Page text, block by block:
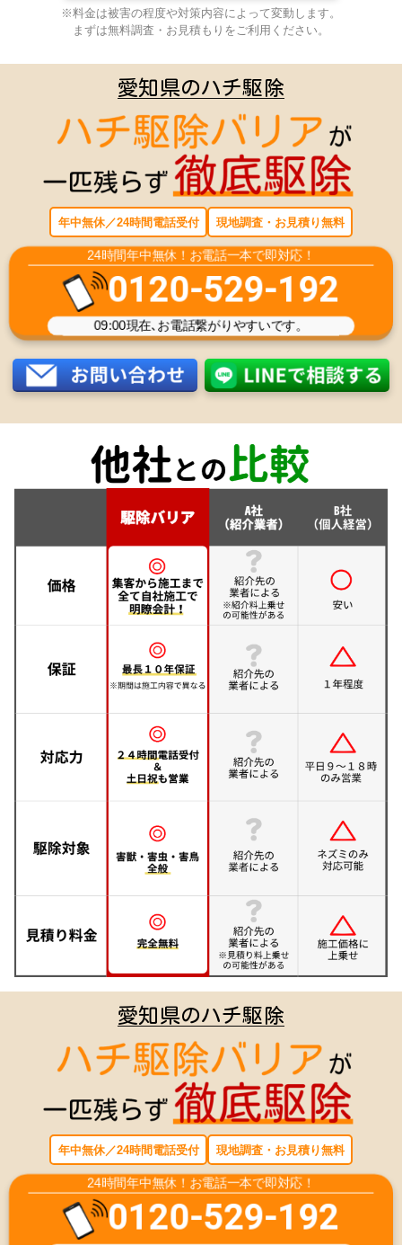
※料金は被害の程度や対策内容によって変動します。
まずは無料調査・お見積もりをご利用ください。
愛知県のハチ駆除
年中無休／24時間電話受付 現地調査・お見積り無料
24時間年中無休！お電話一本で即対応！
0120-529-192
09:00現在､お電話繋がりやすいです。
愛知県のハチ駆除
年中無休／24時間電話受付 現地調査・お見積り無料
24時間年中無休！お電話一本で即対応！
0120-529-192